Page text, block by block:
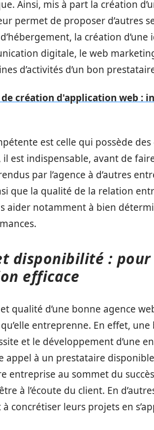
Ainsi, mis à part la création
permet de proposer d’autres
la création d’une
digitale, le web
d’activités d’un bon
de création d'application web :
est celle qui possède
il est indispensable, avant de
par l’agence à d’autres
que la qualité de la relation
aider notamment à bien
disponibilité : pour
efficace
qualité d’une bonne agence
entreprenne. En effet,
et le développement d’une
appel à un prestataire
entreprise au sommet du
à l’écoute du client. En
concrétiser leurs projets en